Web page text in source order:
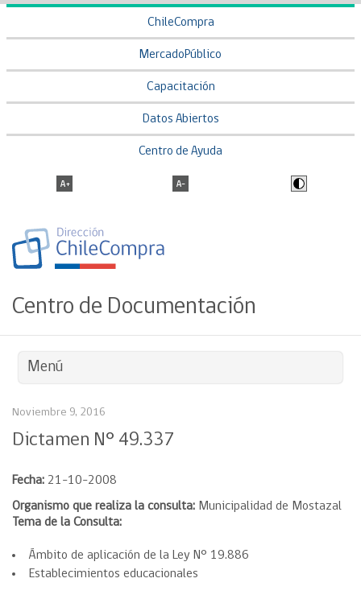
ChileCompra
MercadoPúblico
Capacitación
Datos Abiertos
Centro de Ayuda
Centro de Documentación
Menú
Noviembre 9, 2016
Dictamen N° 49.337
Fecha: 21-10-2008
Organismo que realiza la consulta: Municipalidad de Mostazal
Tema de la Consulta:
Ámbito de aplicación de la Ley N° 19.886
Establecimientos educacionales